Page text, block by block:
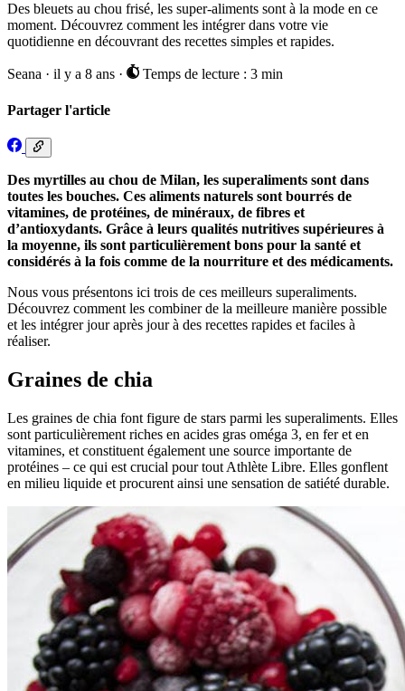
Des bleuets au chou frisé, les super-aliments sont à la mode en ce
moment. Découvrez comment les intégrer dans votre vie
quotidienne en découvrant des recettes simples et rapides.
Seana · il y a 8 ans · Temps de lecture : 3 min
Partager l'article
Des myrtilles au chou de Milan, les superaliments sont dans
toutes les bouches. Ces aliments naturels sont bourrés de
vitamines, de protéines, de minéraux, de fibres et
d’antioxydants. Grâce à leurs qualités nutritives supérieures à
la moyenne, ils sont particulièrement bons pour la santé et
considérés à la fois comme de la nourriture et des médicaments.
Nous vous présentons ici trois de ces meilleurs superaliments.
Découvrez comment les combiner de la meilleure manière possible
et les intégrer jour après jour à des recettes rapides et faciles à
réaliser.
Graines de chia
Les graines de chia font figure de stars parmi les superaliments. Elles
sont particulièrement riches en acides gras oméga 3, en fer et en
vitamines, et constituent également une source importante de
protéines – ce qui est crucial pour tout Athlète Libre. Elles gonflent
en milieu liquide et procurent ainsi une sensation de satiété durable.